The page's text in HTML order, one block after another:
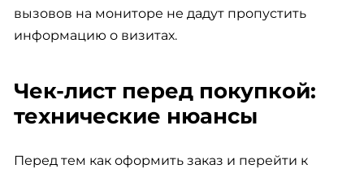
вызовов на мониторе не дадут пропустить
информацию о визитах.
Чек-лист перед покупкой:
технические нюансы
Перед тем как оформить заказ и перейти к